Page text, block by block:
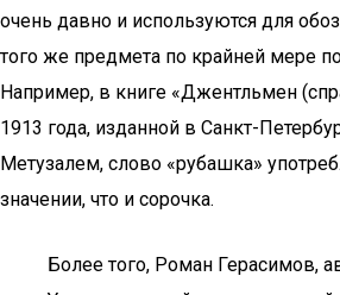
очень давно и используются для
того же предмета по крайней мере
Например, в книге «Джентльмен
1913 года, изданной в Санкт-
Метузалем, слово «рубашка»
значении, что и сорочка.
Более того, Роман Герасимов,